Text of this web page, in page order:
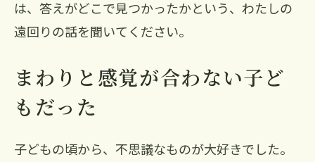
は、答えがどこで見つかったかという、わたしの
遠回りの話を聞いてください。
まわりと感覚が合わない子ど
もだった
子どもの頃から、不思議なものが大好きでした。